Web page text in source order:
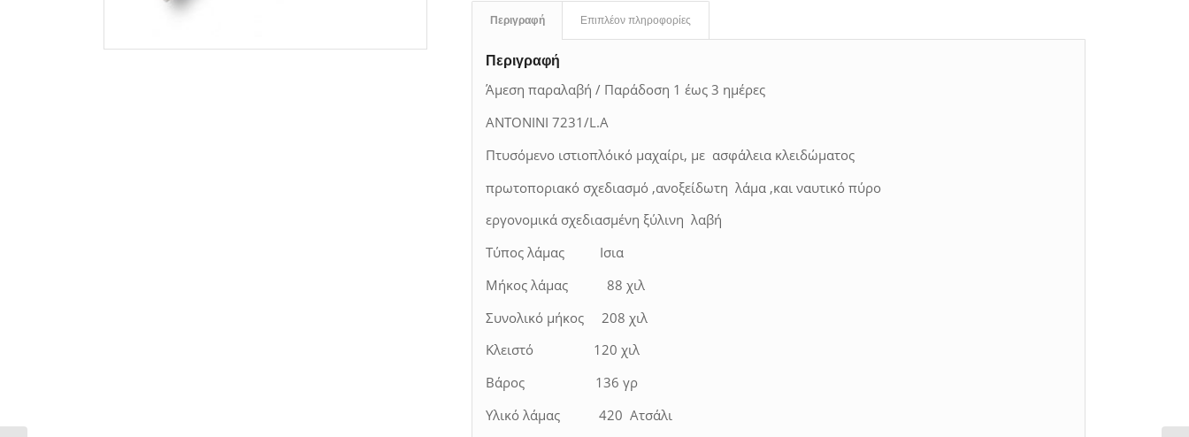
Περιγραφή Επιπλέον πληροφορίες
Περιγραφή
Άμεση παραλαβή / Παράδοση 1 έως 3 ημέρες
ANTONINI 7231/L.A
Πτυσόμενο ιστιοπλόικό μαχαίρι, με ασφάλεια κλειδώματος
πρωτοποριακό σχεδιασμό ,ανοξείδωτη λάμα ,και ναυτικό πύρο
εργονομικά σχεδιασμένη ξύλινη λαβή
Τύπος λάμας Ισια
Μήκος λάμας 88 χιλ
Συνολικό μήκος 208 χιλ
Κλειστό 120 χιλ
Βάρος 136 γρ
Υλικό λάμας 420 Ατσάλι